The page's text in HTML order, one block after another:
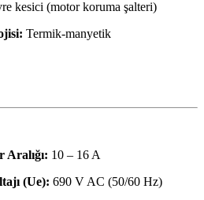
kesici (motor koruma şalteri)
Termik-manyetik
10 – 16 A
(Ue): 690 V AC (50/60 Hz)